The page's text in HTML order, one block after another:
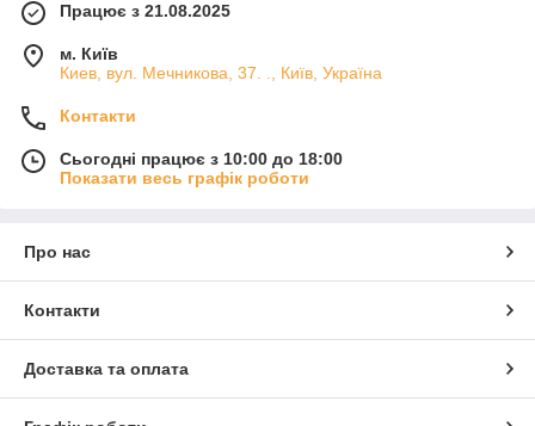
Працює з 21.08.2025
м. Київ
Киев, вул. Мечникова, 37. ., Київ, Україна
Контакти
Сьогодні працює з 10:00 до 18:00
Показати весь графік роботи
Про нас
Контакти
Доставка та оплата